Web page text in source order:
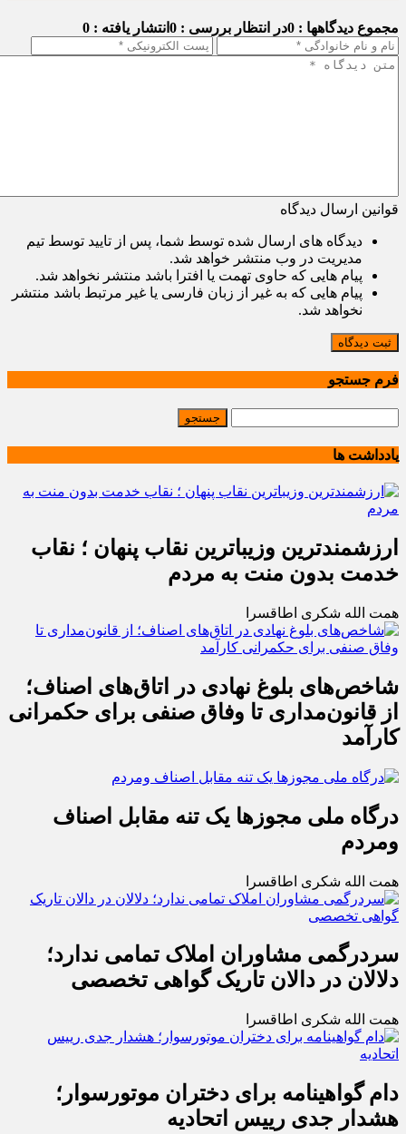
مجموع دیدگاهها : 0 در انتظار بررسی : 0 انتشار یافته : 0
قوانین ارسال دیدگاه
دیدگاه های ارسال شده توسط شما، پس از تایید توسط تیم
مدیریت در وب منتشر خواهد شد.
پیام هایی که حاوی تهمت یا افترا باشد منتشر نخواهد شد.
پیام هایی که به غیر از زبان فارسی یا غیر مرتبط باشد منتشر
نخواهد شد.
ثبت دیدگاه
فرم جستجو
یادداشت ها
ارزشمندترین وزیباترین نقاب پنهان ؛ نقاب
خدمت بدون منت به مردم
همت الله شکری اطاقسرا
شاخص‌های بلوغ نهادی در اتاق‌های اصناف؛
از قانون‌مداری تا وفاق صنفی برای حکمرانی
کارآمد
درگاه ملی مجوزها یک تنه مقابل اصناف
ومردم
همت الله شکری اطاقسرا
سردرگمی مشاوران املاک تمامی ندارد؛
دلالان در دالان تاریک گواهی تخصصی
همت الله شکری اطاقسرا
دام گواهینامه برای دختران موتورسوار؛
هشدار جدی رییس اتحادیه